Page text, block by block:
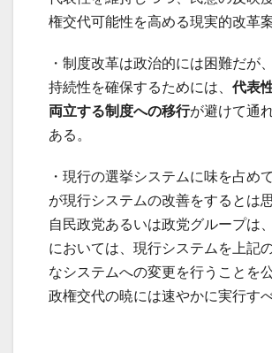
権交代可能性を高める現実的改革
・制度改革は政治的には困難だが
持続性を確保するためには、 代表
両立する制度への移行が避けて通
ある。
・現行の選挙システムに味を占め
が現行システムの改善をするとは
自民政党あるいは政党グループは
においては、現行システムを上記
なシステムへの変更を行うことを
政権交代の暁には速やかに実行す